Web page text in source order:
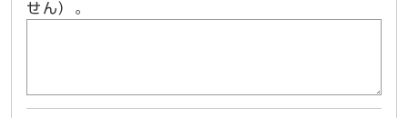
せん）。